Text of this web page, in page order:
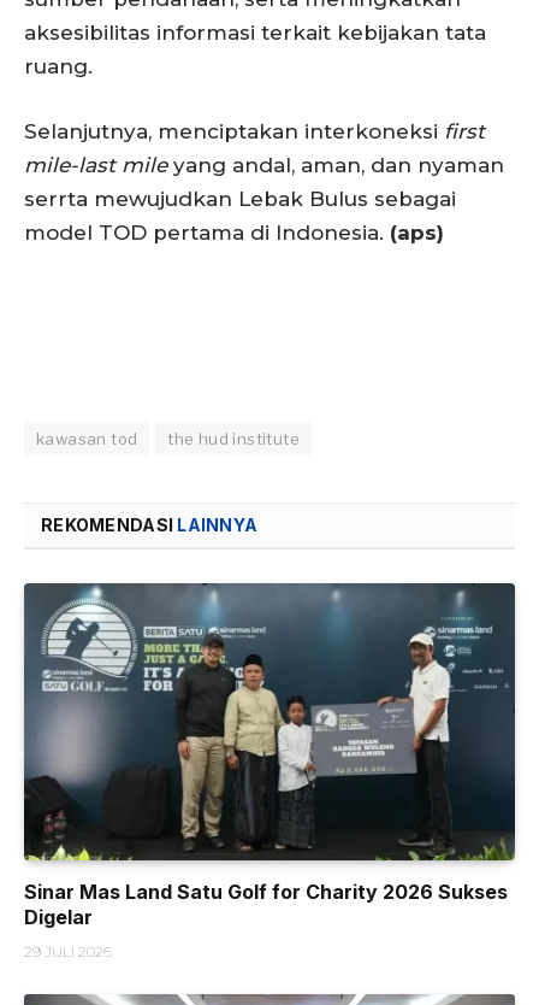
aksesibilitas informasi terkait kebijakan tata
ruang.
Selanjutnya, menciptakan interkoneksi first
mile-last mileyang andal, aman, dan nyaman
serrta mewujudkan Lebak Bulus sebagai
model TOD pertama di Indonesia. (aps)
kawasan tod the hud institute
REKOMENDASI LAINNYA
Sinar Mas Land Satu Golf for Charity 2026 Sukses
Digelar
29 JULI 2026